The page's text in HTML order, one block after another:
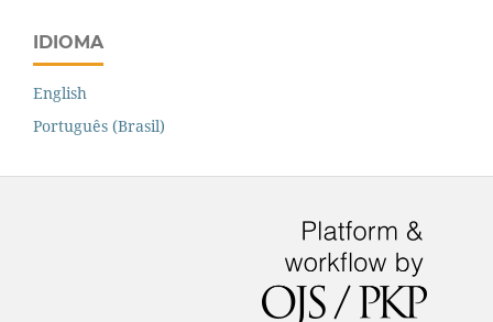
IDIOMA
English
Português (Brasil)